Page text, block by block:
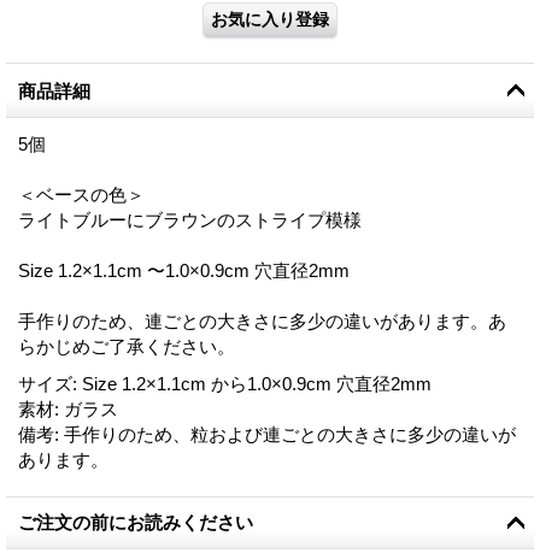
商品詳細
5個
＜ベースの色＞
ライトブルーにブラウンのストライプ模様
Size 1.2×1.1cm 〜1.0×0.9cm 穴直径2mm
手作りのため、連ごとの大きさに多少の違いがあります。あ
らかじめご了承ください。
サイズ: Size 1.2×1.1cm から1.0×0.9cm 穴直径2mm
素材: ガラス
備考: 手作りのため、粒および連ごとの大きさに多少の違いが
あります。
ご注文の前にお読みください